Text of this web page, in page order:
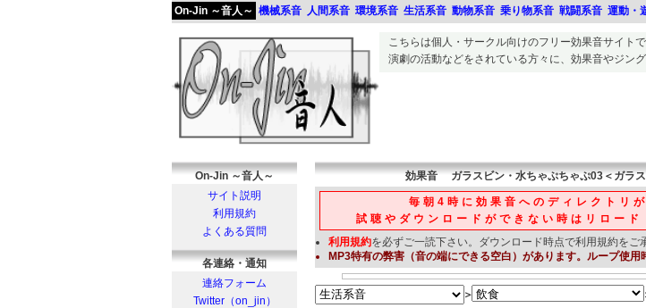
こちらは個人・サークル向けのフリー効果音サイトで
演劇の活動などをされている方々に、 効果音やジン
On-Jin ～音人～
サイト説明
利用規約
よくある質問
各連絡・通知
連絡フォーム
Twitter（on_jin）
効果音ガラスビン・水ちゃぷちゃぷ03＜ガラス
毎朝4時に効果音へのディレクトリ
試聴やダウンロードができない時はリロード
利用規約を必ずご一読下さい。 ダウンロード時点で利用規約をご
MP3特有の弊害（音の端にできる空白）があります。ループ使用
＞
On-Jin ～音人～ 機械系音 人間系音 環境系音 生活系音 動物系音 乗り物系音 戦闘系音 運動・